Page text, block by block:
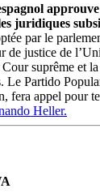
juridiques
par le
de justice de
suprême et
Le Partido
fera appel pour
Heller.